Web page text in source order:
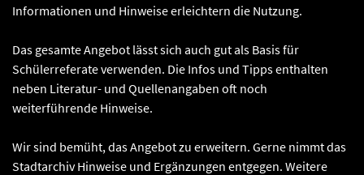
Informationen und Hinweise erleichtern die Nutzung.
Das gesamte Angebot lässt sich auch gut als Basis für
Schülerreferate verwenden. Die Infos und Tipps enthalten
neben Literatur- und Quellenangaben oft noch
weiterführende Hinweise.
Wir sind bemüht, das Angebot zu erweitern. Gerne nimmt das
Stadtarchiv Hinweise und Ergänzungen entgegen. Weitere